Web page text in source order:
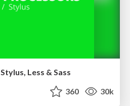
Less & Sass
360 30k